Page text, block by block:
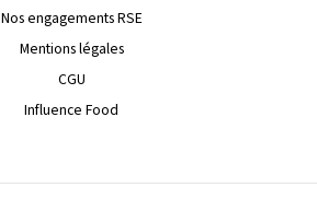
Nos engagements RSE
Mentions légales
CGU
Influence Food